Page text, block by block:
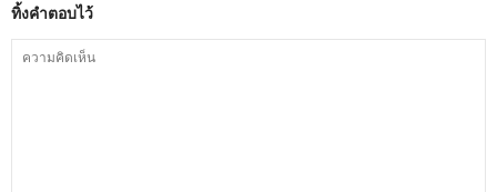
ทิ้งคำตอบไว้